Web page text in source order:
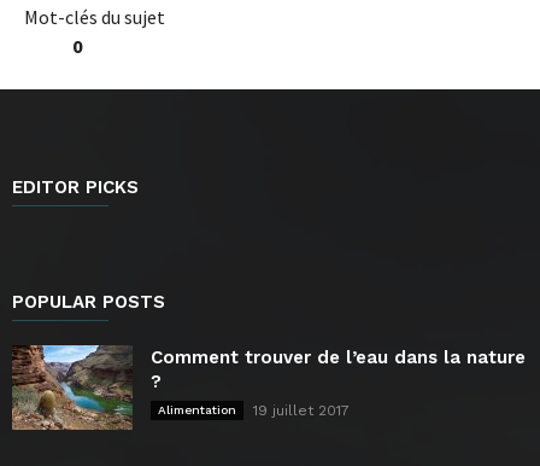
Mot-clés du sujet
0
EDITOR PICKS
POPULAR POSTS
Comment trouver de l’eau dans la nature
?
Alimentation 19 juillet 2017